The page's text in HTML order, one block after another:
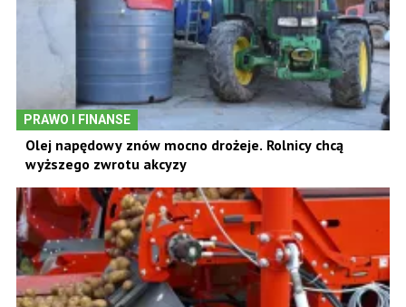
PRAWO I FINANSE
Olej napędowy znów mocno drożeje. Rolnicy chcą
wyższego zwrotu akcyzy